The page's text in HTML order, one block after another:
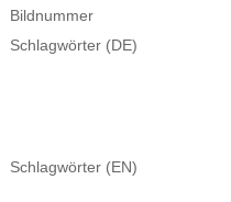
Bildnummer
Schlagwörter (DE)
Schlagwörter (EN)